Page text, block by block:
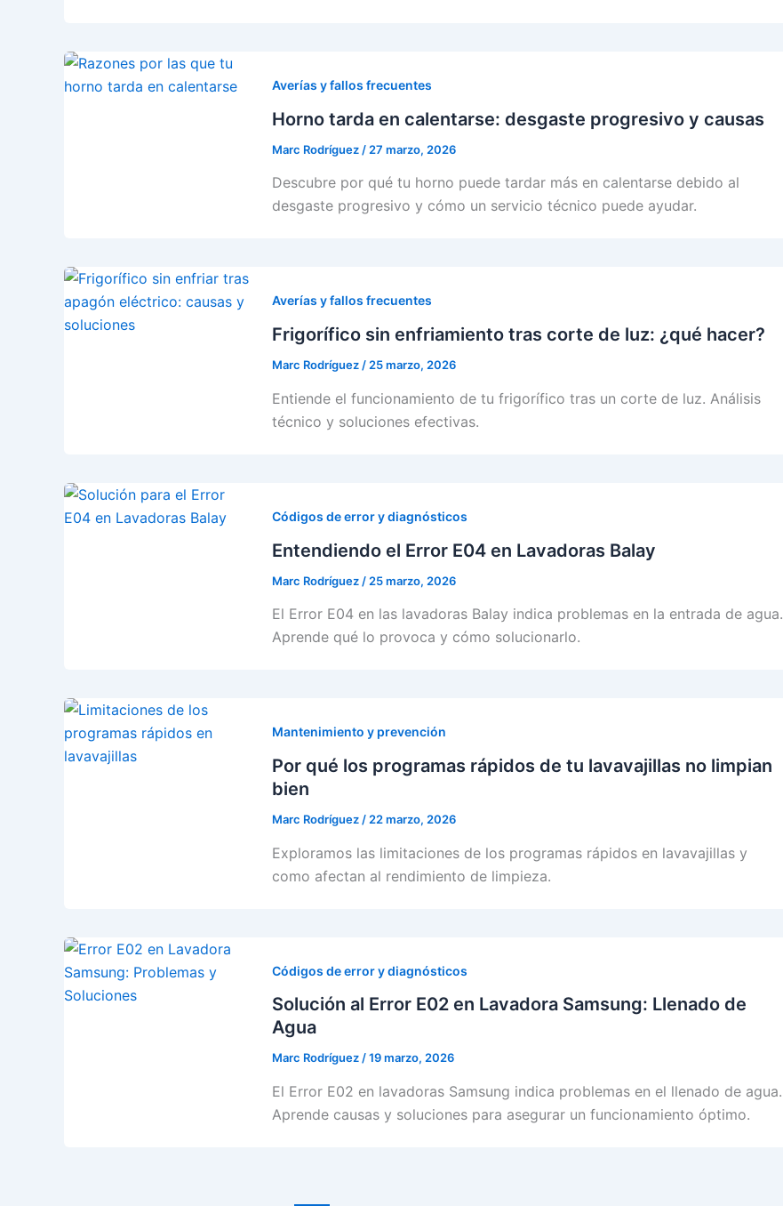
Averías y fallos frecuentes
Horno tarda en calentarse: desgaste progresivo y causas
Marc Rodríguez / 27 marzo, 2026
Descubre por qué tu horno puede tardar más en calentarse debido al
desgaste progresivo y cómo un servicio técnico puede ayudar.
Averías y fallos frecuentes
Frigorífico sin enfriamiento tras corte de luz: ¿qué hacer?
Marc Rodríguez / 25 marzo, 2026
Entiende el funcionamiento de tu frigorífico tras un corte de luz. Análisis
técnico y soluciones efectivas.
Códigos de error y diagnósticos
Entendiendo el Error E04 en Lavadoras Balay
Marc Rodríguez / 25 marzo, 2026
El Error E04 en las lavadoras Balay indica problemas en la entrada de agua.
Aprende qué lo provoca y cómo solucionarlo.
Mantenimiento y prevención
Por qué los programas rápidos de tu lavavajillas no limpian
bien
Marc Rodríguez / 22 marzo, 2026
Exploramos las limitaciones de los programas rápidos en lavavajillas y
como afectan al rendimiento de limpieza.
Códigos de error y diagnósticos
Solución al Error E02 en Lavadora Samsung: Llenado de
Agua
Marc Rodríguez/19 marzo, 2026
El Error E02 en lavadoras Samsung indica problemas en el llenado de agua.
Aprende causas y soluciones para asegurar un funcionamiento óptimo.